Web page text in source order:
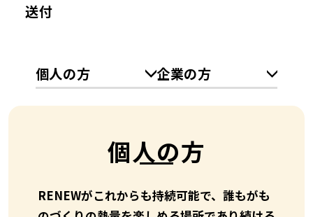
送付
個人の方 企業の方
個人の方
RENEWがこれからも持続可能で、誰もがも